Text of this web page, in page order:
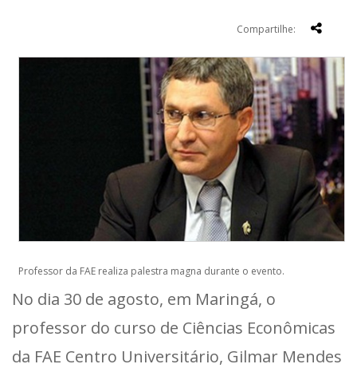
Compartilhe:
Professor da FAE realiza palestra magna durante o evento.
No dia 30 de agosto, em Maringá, o
professor do curso de Ciências Econômicas
da FAE Centro Universitário, Gilmar Mendes